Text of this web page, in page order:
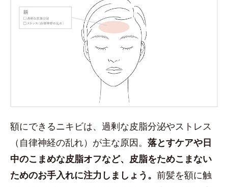
額にできるニキビは、過剰な皮脂分泌やストレス
（自律神経の乱れ）が主な原因。 落とすケアや日
中のこまめな皮脂オフなど、皮脂をためこまない
ためのお手入れに注力しましょう。 前髪を額に触